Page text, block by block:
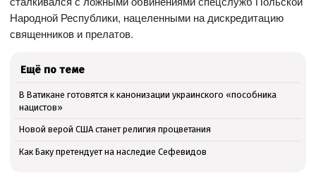
Народной Республики, нацеленными на дискредитацию
священников и прелатов.
Ещё по теме
В Ватикане готовятся к канонизации украинского «пособника
нацистов»
Новой верой США станет религия процветания
Как Баку претендует на наследие Сефевидов